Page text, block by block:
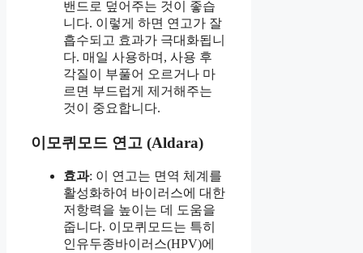
밴드로 덮어주는 것이 좋습
니다. 이렇게 하면 연고가 잘
흡수되고 효과가 극대화됩니
다. 매일 사용하며, 사용 후
각질이 부풀어 오르거나 마
르면 부드럽게 제거해주는
것이 중요합니다.
이모퀴모드 연고 (Aldara)
효과: 이 연고는 면역 체계를
활성화하여 바이러스에 대한
저항력을 높이는 데 도움을
줍니다. 이모퀴모드는 특히
인유두종바이러스(HPV)에